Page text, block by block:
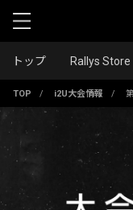
トップ Rallys Store
TOP / i2U大会情報 /